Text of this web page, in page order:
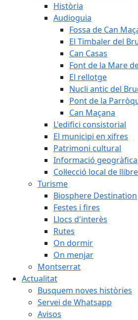
Història
Audioguia
Fossa de Can
El Timbaler del
Can Casas
Font de la Mare
El rellotge
Nucli antic del
Pont de la
Can Maçana
L'edifici consistorial
El municipi en xifres
Patrimoni cultural
Informació geogràfica
Col·lecció local de
Turisme
Biosphere Destination
Festes i fires
Llocs d'interès
Rutes
On dormir
On menjar
Montserrat
Actualitat
Busquem noves històries
Servei de Whatsapp
Avisos